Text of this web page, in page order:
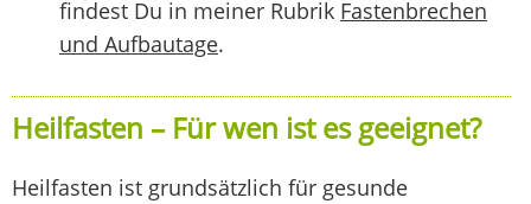
findest Du in meiner Rubrik Fastenbrechen
und Aufbautage.
Heilfasten – Für wen ist es geeignet?
Heilfasten ist grundsätzlich für gesunde